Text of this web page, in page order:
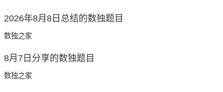
2026年8月8日总结的数独题目
数独之家
8月7日分享的数独题目
数独之家